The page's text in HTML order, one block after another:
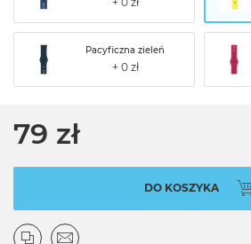
Pacyficzna zieleń
79 zł
DO KOSZYKA